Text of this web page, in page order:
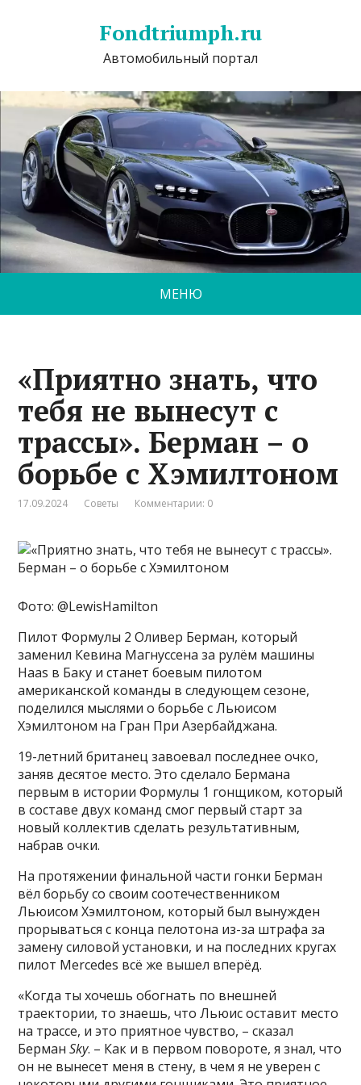
Fondtriumph.ru
Автомобильный портал
МЕНЮ
«Приятно знать, что
тебя не вынесут с
трассы». Берман – о
борьбе с Хэмилтоном
17.09.2024 Советы Комментарии: 0
Фото: @LewisHamilton
Пилот Формулы 2 Оливер Берман, который
заменил Кевина Магнуссена за рулём машины
Haas в Баку и станет боевым пилотом
американской команды в следующем сезоне,
поделился мыслями о борьбе с Льюисом
Хэмилтоном на Гран При Азербайджана.
19-летний британец завоевал последнее очко,
заняв десятое место. Это сделало Бермана
первым в истории Формулы 1 гонщиком, который
в составе двух команд смог первый старт за
новый коллектив сделать результативным,
набрав очки.
На протяжении финальной части гонки Берман
вёл борьбу со своим соотечественником
Льюисом Хэмилтоном, который был вынужден
прорываться с конца пелотона из-за штрафа за
замену силовой установки, и на последних кругах
пилот Mercedes всё же вышел вперёд.
«Когда ты хочешь обогнать по внешней
траектории, то знаешь, что Льюис оставит место
на трассе, и это приятное чувство, – сказал
БерманSky. – Как и в первом повороте, я знал, что
он не вынесет меня в стену, в чем я не уверен с